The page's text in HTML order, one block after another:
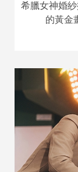
希臘女神婚
的黃金